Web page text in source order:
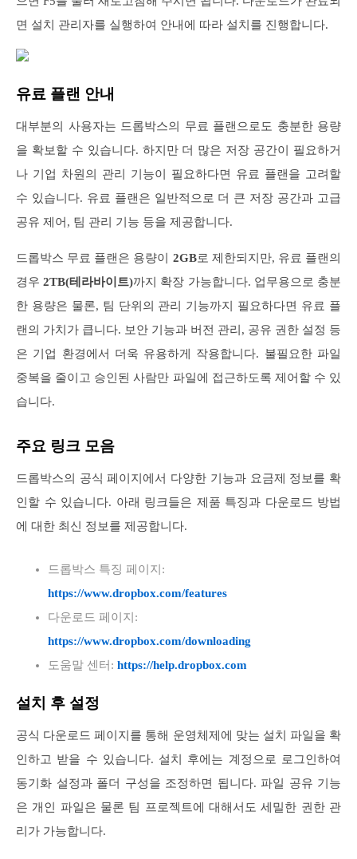
면 설치 관리자를 실행하여 안내에 따라 설치를 진행합니다.
유료 플랜 안내
대부분의 사용자는 드롭박스의 무료 플랜으로도 충분한 용량
을 확보할 수 있습니다. 하지만 더 많은 저장 공간이 필요하거
나 기업 차원의 관리 기능이 필요하다면 유료 플랜을 고려할
수 있습니다. 유료 플랜은 일반적으로 더 큰 저장 공간과 고급
공유 제어, 팀 관리 기능 등을 제공합니다.
드롭박스 무료 플랜은 용량이 2GB로 제한되지만, 유료 플랜의
경우2TB(테라바이트)까지 확장 가능합니다. 업무용으로 충분
한 용량은 물론, 팀 단위의 관리 기능까지 필요하다면 유료 플
랜의 가치가 큽니다. 보안 기능과 버전 관리, 공유 권한 설정 등
은 기업 환경에서 더욱 유용하게 작용합니다. 불필요한 파일
중복을 줄이고 승인된 사람만 파일에 접근하도록 제어할 수 있
습니다.
주요 링크 모음
드롭박스의 공식 페이지에서 다양한 기능과 요금제 정보를 확
인할 수 있습니다. 아래 링크들은 제품 특징과 다운로드 방법
에 대한 최신 정보를 제공합니다.
드롭박스 특징 페이지:
https://www.dropbox.com/features
다운로드 페이지:
https://www.dropbox.com/downloading
도움말 센터: https://help.dropbox.com
설치 후 설정
공식 다운로드 페이지를 통해 운영체제에 맞는 설치 파일을 확
인하고 받을 수 있습니다. 설치 후에는 계정으로 로그인하여
동기화 설정과 폴더 구성을 조정하면 됩니다. 파일 공유 기능
은 개인 파일은 물론 팀 프로젝트에 대해서도 세밀한 권한 관
리가 가능합니다.